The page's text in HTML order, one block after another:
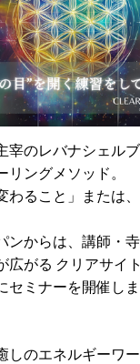
宰のレバナシェル
ングメソッド。
わること」または
ンからは、講師・
広がる クリアサイ
セミナーを開催しま
しのエネルギーワ